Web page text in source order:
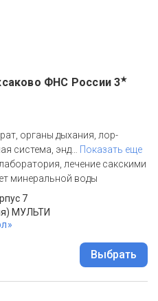
ФНС России 3★
органы дыхания, лор-
система, энд
Показать еще
лечение сакскими
минеральной воды
7
МУЛЬТИ
Выбрать